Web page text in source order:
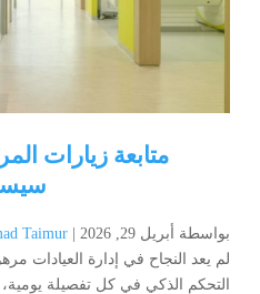
متابعة زيارات
بواسطة ‪ Taimur
أبريل 29, 2026
لم يعد النجاح في إدارة العيادات
التحكم الذكي في كل تفصيلة يومية،